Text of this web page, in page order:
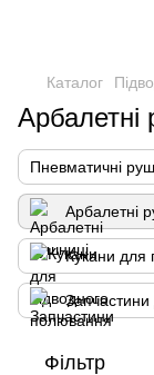
Каталог
Арбалетні
Пневматичні
Арбалетні
Кукани для
Запчастини
Фільтр